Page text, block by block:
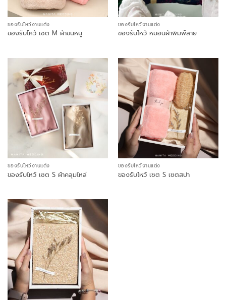
ของรับไหว้งานแต่ง
ของรับไหว้ เซต M ผ้าขนหนู
ของรับไหว้งานแต่ง
ของรับไหว้ หมอนผ้าพิมพ์ลาย
ของรับไหว้งานแต่ง
ของรับไหว้ เซต S ผ้าคลุมไหล่
ของรับไหว้งานแต่ง
ของรับไหว้ เซต S เซตสปา